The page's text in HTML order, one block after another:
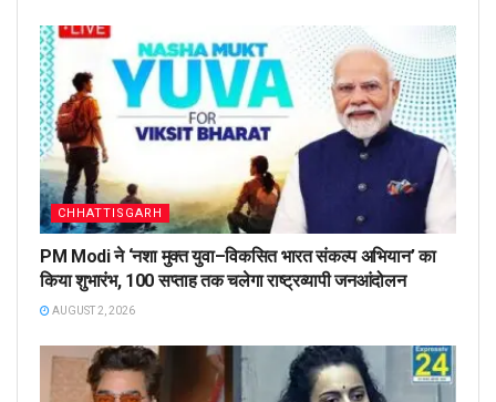
CHHATTISGARH
PM Modi ने ‘नशा मुक्त युवा–विकसित भारत संकल्प अभियान’ का
किया शुभारंभ, 100 सप्ताह तक चलेगा राष्ट्रव्यापी जनआंदोलन
AUGUST 2, 2026